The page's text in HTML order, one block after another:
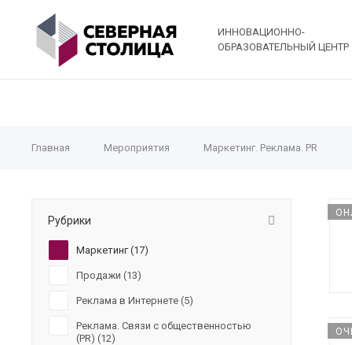
ИННОВАЦИОННО-
ОБРАЗОВАТЕЛЬНЫЙ ЦЕНТР
Главная Мероприятия Маркетинг. Реклама. PR
Рубрики
Маркетинг (17)
Продажи (13)
Реклама в Интернете (5)
Реклама. Связи с общественностью
(PR) (12)